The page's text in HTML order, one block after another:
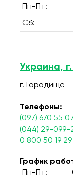
Пн-Пт:
Сб:
Украина,
г. Городище
Телефоны:
(097) 670 55
(044) 29-099-
0 800 50 19 29
График
Пн-Пт: